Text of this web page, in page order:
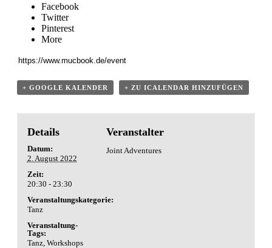
Facebook
Twitter
Pinterest
More
+ GOOGLE KALENDER + ZU ICALENDAR HINZUFÜGEN
Details
Datum:
2. August 2022
Zeit:
20:30 - 23:30
Veranstaltungskategorie:
Tanz
Veranstaltung-
Tags:
Tanz, Workshops
Veranstalter
Joint Adventures